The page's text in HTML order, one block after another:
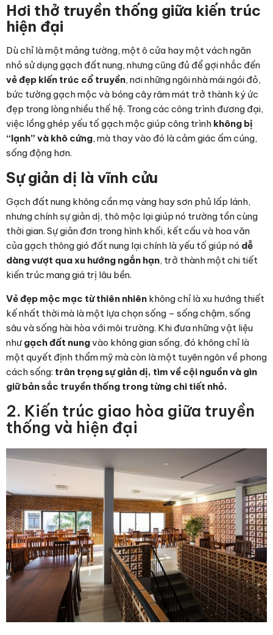
Hơi thở truyền thống giữa kiến trúc
hiện đại
Dù chỉ là một mảng tường, một ô cửa hay một vách ngăn
nhỏ sử dụng gạch đất nung, nhưng cũng đủ để gợi nhắc đến
vẻ đẹp kiến trúc cổ truyền, nơi những ngôi nhà mái ngói đỏ,
bức tường gạch mộc và bóng cây râm mát trở thành ký ức
đẹp trong lòng nhiều thế hệ. Trong các công trình đương đại,
việc lồng ghép yếu tố gạch mộc giúp công trình không bị
“lạnh” và khô cứng, mà thay vào đó là cảm giác ấm cúng,
sống động hơn.
Sự giản dị là vĩnh cửu
Gạch đất nung không cần mạ vàng hay sơn phủ lấp lánh,
nhưng chính sự giản dị, thô mộc lại giúp nó trường tồn cùng
thời gian. Sự giản đơn trong hình khối, kết cấu và hoa văn
của gạch thông gió đất nung lại chính là yếu tố giúp nó dễ
dàng vượt qua xu hướng ngắn hạn, trở thành một chi tiết
kiến trúc mang giá trị lâu bền.
Vẻ đẹp mộc mạc từ thiên nhiên không chỉ là xu hướng thiết
kế nhất thời mà là một lựa chọn sống – sống chậm, sống
sâu và sống hài hòa với môi trường. Khi đưa những vật liệu
như gạch đất nungvào không gian sống, đó không chỉ là
một quyết định thẩm mỹ mà còn là một tuyên ngôn về phong
cách sống: trân trọng sự giản dị, tìm về cội nguồn và gìn
giữ bản sắc truyền thống trong từng chi tiết nhỏ.
2. Kiến trúc giao hòa giữa truyền
thống và hiện đại